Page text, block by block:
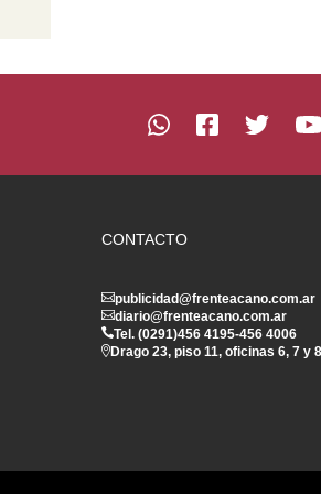
CONTACTO
publicidad@frenteacano.com.ar
diario@frenteacano.com.ar
Tel. (0291)456 4195-456 4006
Drago 23, piso 11, oficinas 6, 7 y 8